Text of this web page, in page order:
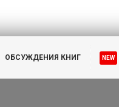
ОБСУЖДЕНИЯ КНИГ NEW